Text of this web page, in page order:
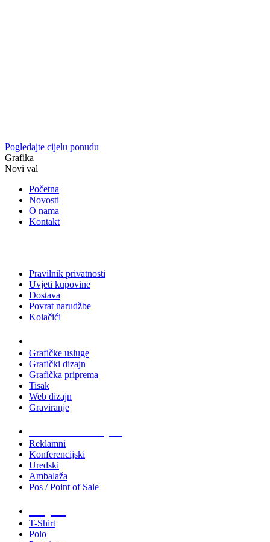
Pogledajte cijelu ponudu
Grafika
Novi val
Početna
Novosti
O nama
Kontakt
Pravilnik privatnosti
Uvjeti kupovine
Dostava
Povrat narudžbe
Kolačići
Grafičke usluge
Grafički dizajn
Grafička priprema
Tisak
Web dizajn
Graviranje
Reklamni
Konferencijski
Uredski
Ambalaža
Pos / Point of Sale
T-Shirt
Polo